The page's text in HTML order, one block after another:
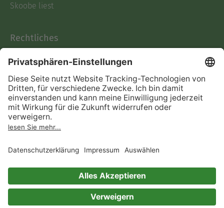
Skoobe liest
Rechtliches
AGB
Informationen nach Data
Act
Verträge hier kündigen
Impressum
Immer ein gutes Buch